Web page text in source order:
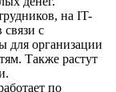
на IT-
связи с
для организации
Также растут
по